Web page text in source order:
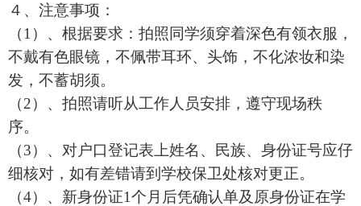
４、注意事项：
（1）、根据要求：拍照同学须穿着深色有领衣服，
不戴有色眼镜，不佩带耳环、头饰，不化浓妆和染
发，不蓄胡须。
（2）、拍照请听从工作人员安排，遵守现场秩
序。
（3）、对户口登记表上姓名、民族、身份证号应仔
细核对，如有差错请到学校保卫处核对更正。
（4）、新身份证1个月后凭确认单及原身份证在学